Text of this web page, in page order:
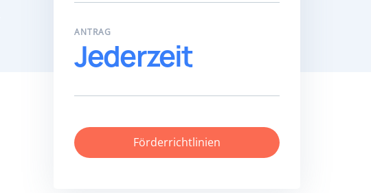
ANTRAG
Jederzeit
Förderrichtlinien